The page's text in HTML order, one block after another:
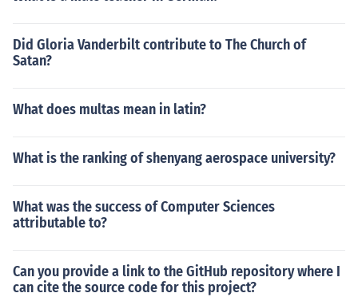
Did Gloria Vanderbilt contribute to The Church of
Satan?
What does multas mean in latin?
What is the ranking of shenyang aerospace university?
What was the success of Computer Sciences
attributable to?
Can you provide a link to the GitHub repository where I
can cite the source code for this project?